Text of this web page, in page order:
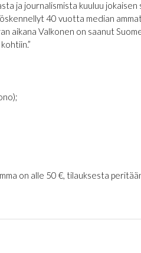
ja journalismista kuuluu jokaisen
40 vuotta median
aikana Valkonen on saanut
on alle 50 €, tilauksesta